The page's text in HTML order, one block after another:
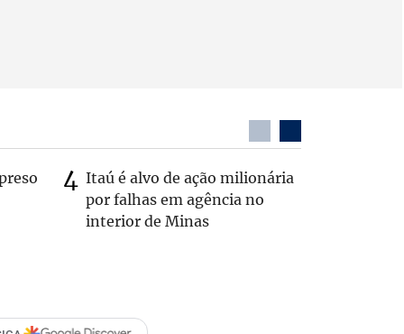
Itaú é alvo de ação milionária
por falhas em agência no
interior de Minas